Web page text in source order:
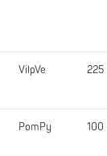
VilpVe 225
PomPy 100